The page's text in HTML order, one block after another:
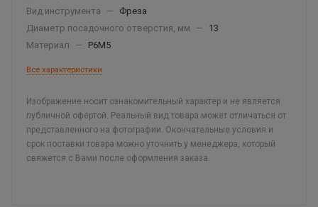
Вид инструмента
—
Фреза
Диаметр посадочного отверстия, мм
—
13
Материал
— Р6М5
Все характеристики
Изображение носит ознакомительный характер и не является
публичной офертой. Реальный вид товара может отличаться от
представленного на фотографии. Окончательные условия и
срок поставки товара можно уточнить у менеджера, который
свяжется с Вами после оформления заказа.